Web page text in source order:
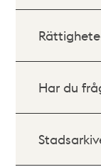
Har du